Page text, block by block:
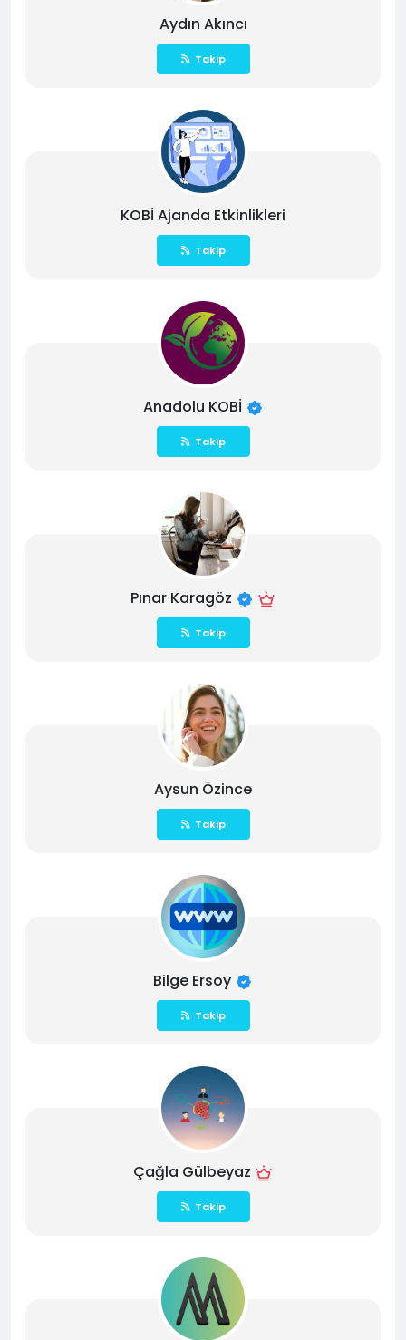
Aydın Akıncı
Takip
KOBİ Ajanda Etkinlikleri
Takip
Anadolu KOBİ
Takip
Pınar Karagöz
Takip
Aysun Özince
Takip
Bilge Ersoy
Takip
Çağla Gülbeyaz
Takip